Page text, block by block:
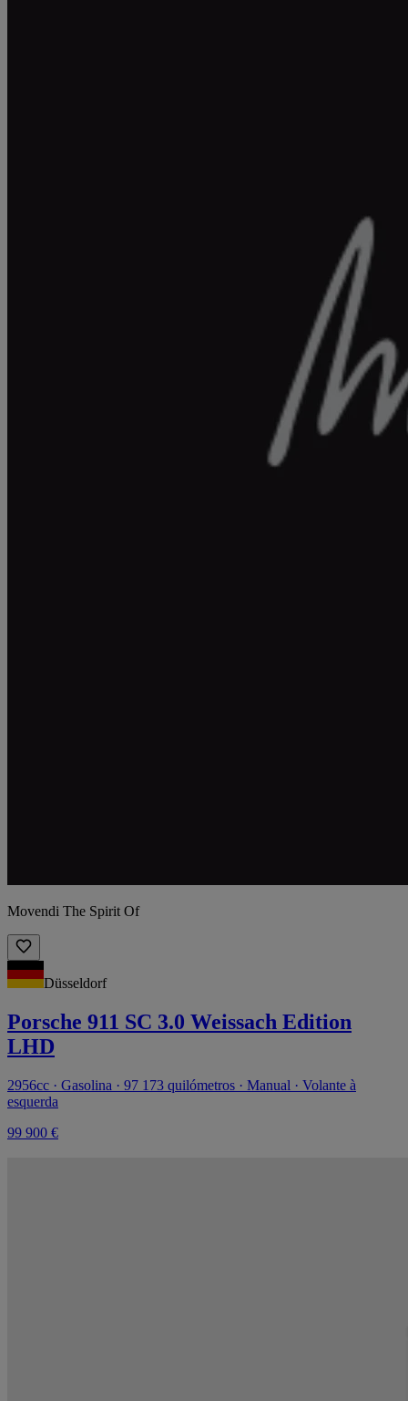
Movendi The Spirit Of
Düsseldorf
Porsche 911 SC 3.0 Weissach Edition
LHD
2956cc · Gasolina · 97 173 quilómetros · Manual · Volante à
esquerda
99 900 €